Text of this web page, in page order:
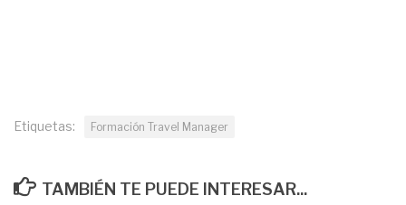
Etiquetas: Formación Travel Manager
TAMBIÉN TE PUEDE INTERESAR...